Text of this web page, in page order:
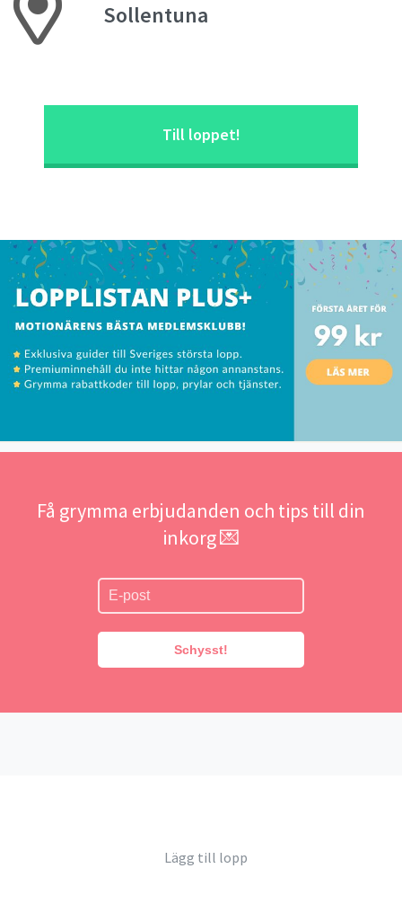
Sollentuna
Till loppet!
Få grymma erbjudanden och tips till din
inkorg 💌
Schysst!
Lägg till lopp